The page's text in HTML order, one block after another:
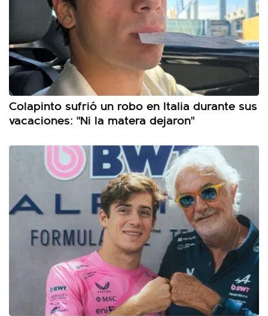
Colapinto sufrió un robo en Italia durante sus
vacaciones: "Ni la matera dejaron"